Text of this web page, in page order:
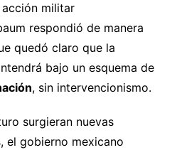
militar
respondió de manera
quedó claro que la
bajo un esquema de
, sin intervencionismo.
surgieran nuevas
el gobierno mexicano